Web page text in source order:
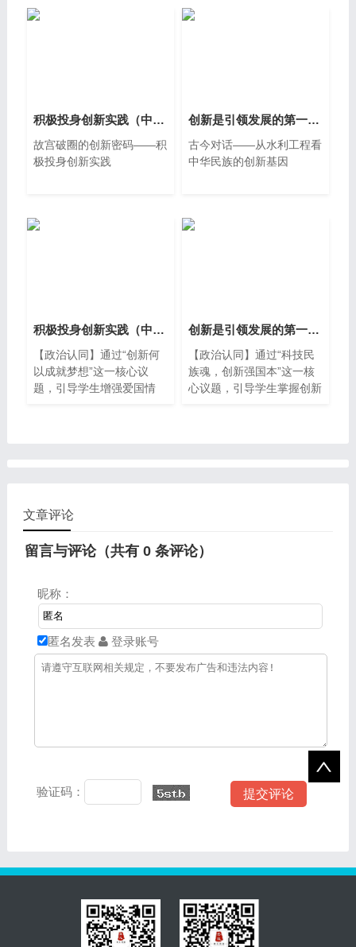
积极投身创新实践（中职精品议题式课件共28页含教学设计1视频）
故宫破圈的创新密码——积
极投身创新实践
创新是引领发展的第一动力（中职精品议题式课件共30页含教学设计4视频）
古今对话——从水利工程看
中华民族的创新基因
积极投身创新实践（中职精品议题式课件共30页含教学设计3视频）
【政治认同】通过“创新何
以成就梦想”这一核心议
题，引导学生增强爱国情
在专业发展中实现职业理
思维能力。 【法治意识】
生自觉将法治意识贯彻于整
个创新过程中，既要严格遵
守法律，又要学会用法律来
保护自己的创新成果。
【健全人格】通过小组合作
探究，引导学生学习创新人
创新是引领发展的第一动力（中职精品议题式课件共31页含教学设计3视频）
【政治认同】通过“科技民
族魂，创新强国本”这一核
心议题，引导学生掌握创新
通过具体实例展示，引导学
规定或许可的范围内进行，
组合作探究，引导学生学习
创新的作用，培养自立自
文章评论
留言与评论（共有 0条评论）
昵称：
匿名发表 登录账号
验证码：